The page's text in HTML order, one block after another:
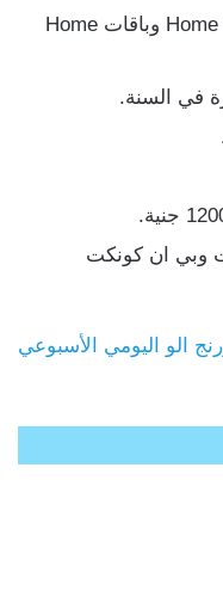
120 جنية خصم على باقات Home 4G وباقات Home
وبي ان كونكت
الو اليومي الأسبوعي